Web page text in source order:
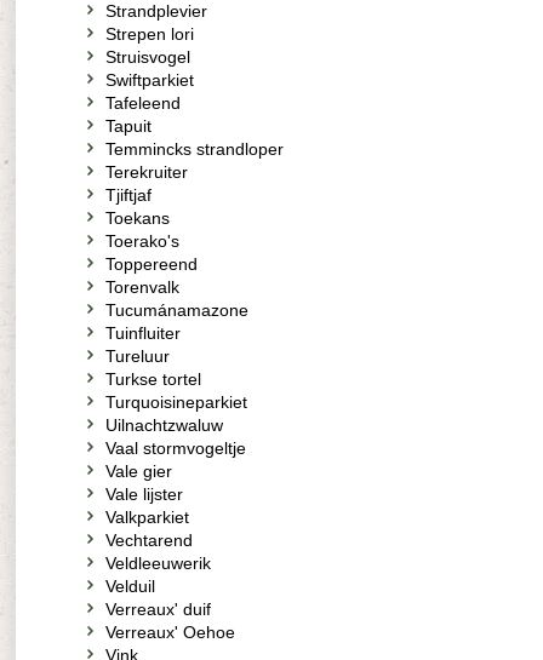
Strandplevier
Strepen lori
Struisvogel
Swiftparkiet
Tafeleend
Tapuit
Temmincks strandloper
Terekruiter
Tjiftjaf
Toekans
Toerako's
Toppereend
Torenvalk
Tucumánamazone
Tuinfluiter
Tureluur
Turkse tortel
Turquoisineparkiet
Uilnachtzwaluw
Vaal stormvogeltje
Vale gier
Vale lijster
Valkparkiet
Vechtarend
Veldleeuwerik
Velduil
Verreaux' duif
Verreaux' Oehoe
Vink